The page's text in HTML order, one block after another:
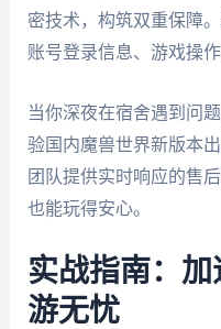
密技术，构筑双重保障
账号登录信息、游戏操
当你深夜在宿舍遇到问
验国内魔兽世界新版本
团队提供实时响应的售
也能玩得安心。
实战指南：
游无忧